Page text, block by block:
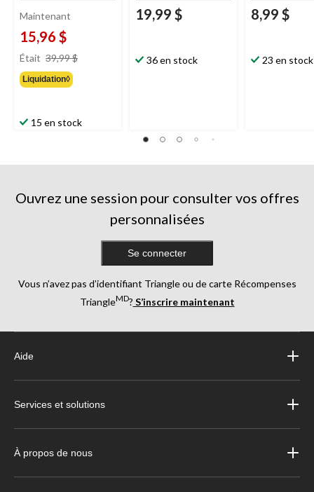
Maintenant
15,96 $
Était 39,99 $
Liquidation◊
15 en stock
19,99 $
36 en stock
8,99 $
23 en stock
Ouvrez une session pour consulter vos offres
personnalisées
Se connecter
Vous n’avez pas d’identifiant Triangle ou de carte Récompenses
TriangleMD? S’inscrire maintenant
Aide
Services et solutions
À propos de nous